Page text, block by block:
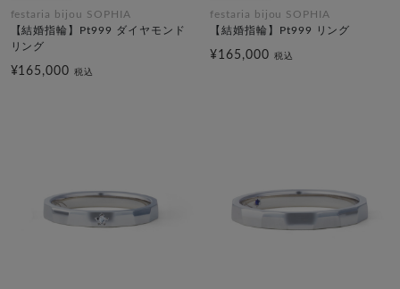
festaria bijou SOPHIA
【結婚指輪】Pt999 ダイヤモンド
リング
¥165,000税込
festaria bijou SOPHIA
【結婚指輪】Pt999 リング
¥165,000 税込